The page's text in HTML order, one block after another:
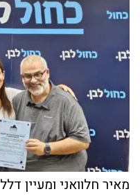
מאיר חלוואני ומעיין דלל